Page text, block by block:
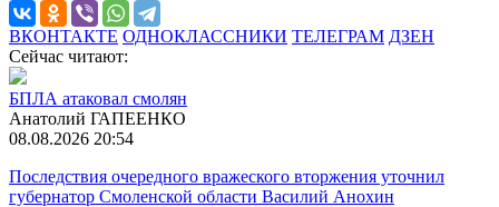
ВКОНТАКТЕ ОДНОКЛАССНИКИ ТЕЛЕГРАМ ДЗЕН
Сейчас читают:
БПЛА атаковал смолян
Анатолий ГАПЕЕНКО
08.08.2026 20:54
Последствия очередного вражеского вторжения уточнил
губернатор Смоленской области Василий Анохин